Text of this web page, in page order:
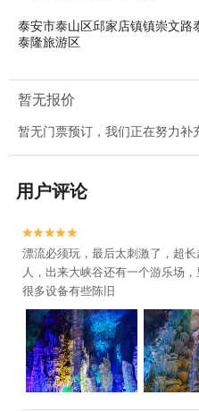
泰安市泰山区邱家店镇镇崇文路
泰隆旅游区
暂无报价
暂无门票预订，我们正在努力补
用户评论


漂流必须玩，最后太刺激了，超
人，出来大峡谷还有一个游乐场
很多设备有些陈旧